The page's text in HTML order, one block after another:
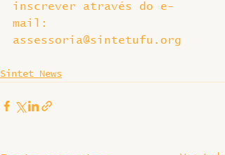
inscrever através do e-
mail:
assessoria@sintetufu.org
Sintet News